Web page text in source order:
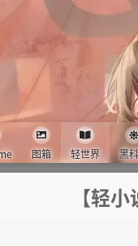
图箱 轻世界 黑
【轻